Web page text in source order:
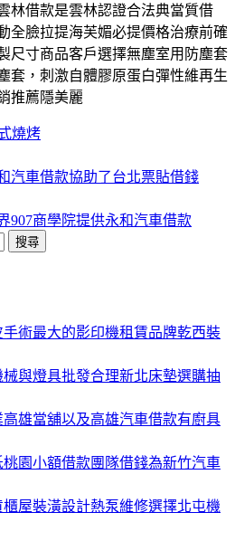
林借款是雲林認證合法典當質借
全臉拉提海芙媚必提價格治療前確
尺寸商品客戶選擇無塵室用防塵套
套，刺激自體膠原蛋白彈性維再生
推薦隱美麗
燒烤
汽車借款協助了台北票貼借錢
907商學院提供永和汽車借款
術最大的影印機租賃品牌乾西裝
與燈具批發合理新北床墊選購抽
雄當舖以及高雄汽車借款有廚具
園小額借款團隊借錢為新竹汽車
屋裝潢設計熱泵維修選擇北屯機